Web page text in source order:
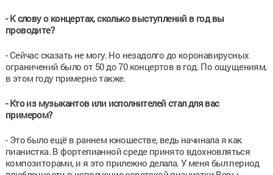
- К слову о концертах, сколько выступлений в год вы
проводите?
- Сейчас сказать не могу. Но незадолго до коронавирусных
ограничений было от 50 до 70 концертов в год. По ощущениям,
в этом году примерно также.
- Кто из музыкантов или исполнителей стал для вас
примером?
- Это было ещё в раннем юношестве, ведь начинала я как
пианистка. В фортепианной среде принято вдохновляться
композиторами, и я это прилежно делала. У меня был период